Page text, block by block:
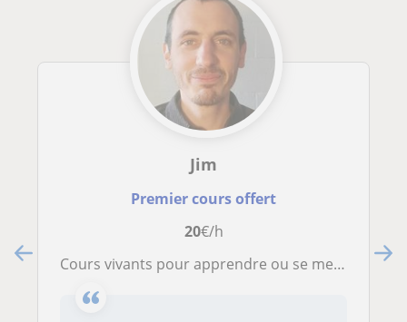
Jim
Premier cours offert
20€/h
Cours vivants pour apprendre ou se mettre à niveau en anglais